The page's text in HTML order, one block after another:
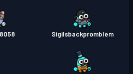
Sigilsbackpromblem